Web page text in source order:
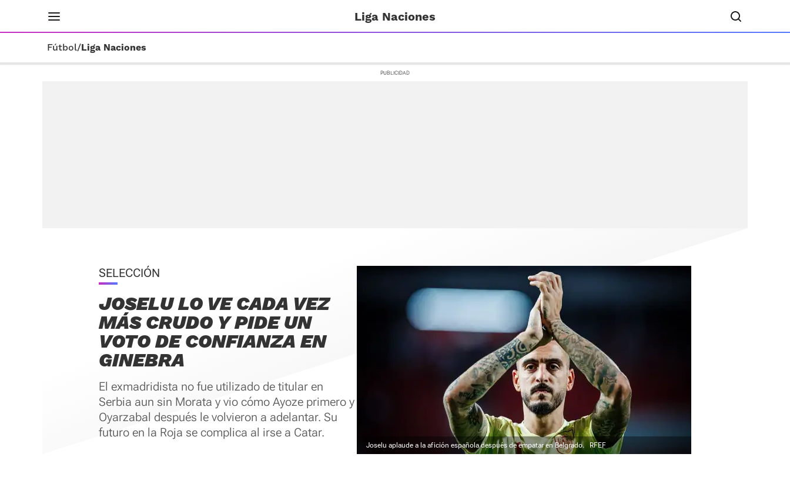
Liga Naciones
Fútbol/Liga Naciones
SELECCIÓN
JOSELU LO VE CADA VEZ
MÁS CRUDO Y PIDE UN
VOTO DE CONFIANZA EN
GINEBRA
El exmadridista no fue utilizado de titular en
Serbia aun sin Morata y vio cómo Ayoze primero y
Oyarzabal después le volvieron a adelantar. Su
futuro en la Roja se complica al irse a Catar.
Joselu aplaude a la afición española después de empatar en Belgrado. RFEF